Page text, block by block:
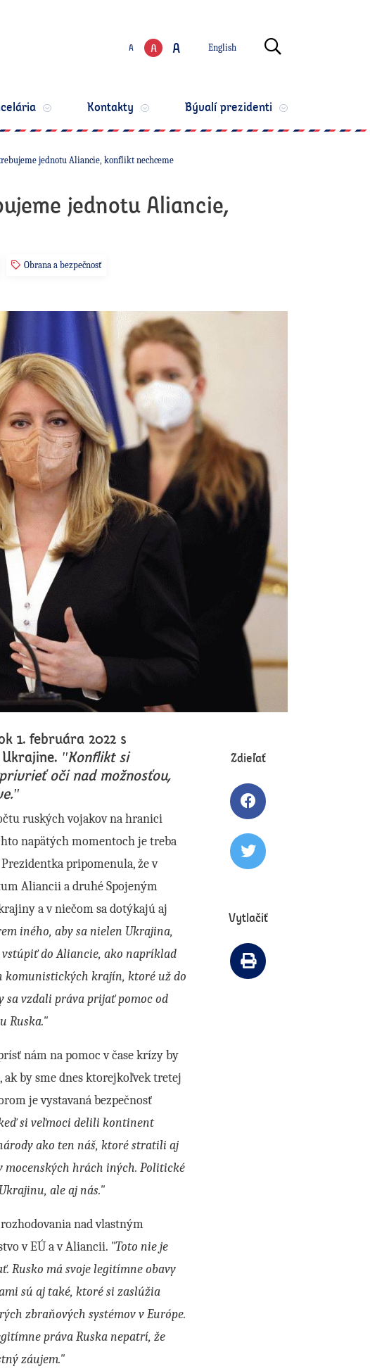
A A A Zmeniť jazyk
English
Kontakty Bývalí prezidenti
jednotu Aliancie, konflikt nechceme
jednotu Aliancie,
Obrana a bezpečnosť
1. februára 2022 s
"Konflikt si
oči nad možnosťou,
ruských vojakov na hranici
napätých momentoch je treba
pripomenula, že v
Aliancii a druhé Spojeným
a v niečom sa dotýkajú aj
iného, aby sa nielen Ukrajina,
do Aliancie, ako napríklad
komunistických krajín, ktoré už do
sa vzdali práva prijať pomoc od
Ruska."
nám na pomoc v čase krízy by
ak by sme dnes ktorejkoľvek tretej
je vystavaná bezpečnosť
si veľmoci delili kontinent
ako ten náš, ktoré stratili aj
mocenských hrách iných. Politické
ale aj nás."
nad vlastným
v EÚ a v Aliancii. "Toto nie je
Rusko má svoje legitímne obavy
sú aj také, ktoré si zaslúžia
zbraňových systémov v Európe.
práva Ruska nepatrí, že
záujem."
Zdieľať
Zdielať článok na
Tweetovať článok
Vytlačiť
Vytlačiť článok